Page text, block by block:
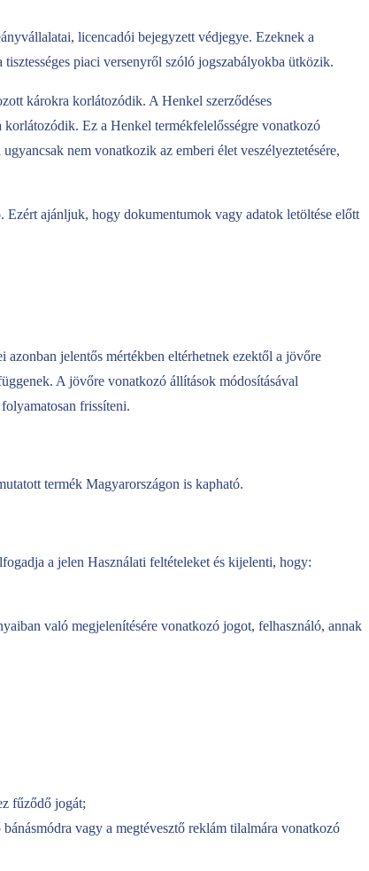
licencadói bejegyzett védjegye. Ezeknek a
piaci versenyről szóló jogszabályokba ütközik.
károkra korlátozódik. A Henkel szerződéses
korlátozódik. Ez a Henkel termékfelelősségre vonatkozó
nem vonatkozik az emberi élet veszélyeztetésére,
Ezért ajánljuk, hogy dokumentumok vagy adatok letöltése előtt
jelentős mértékben eltérhetnek ezektől a jövőre
A jövőre vonatkozó állítások módosításával
frissíteni.
termék Magyarországon is kapható.
a jelen Használati feltételeket és kijelenti, hogy:
való megjelenítésére vonatkozó jogot, felhasználó, annak
fűződő jogát;
vagy a megtévesztő reklám tilalmára vonatkozó